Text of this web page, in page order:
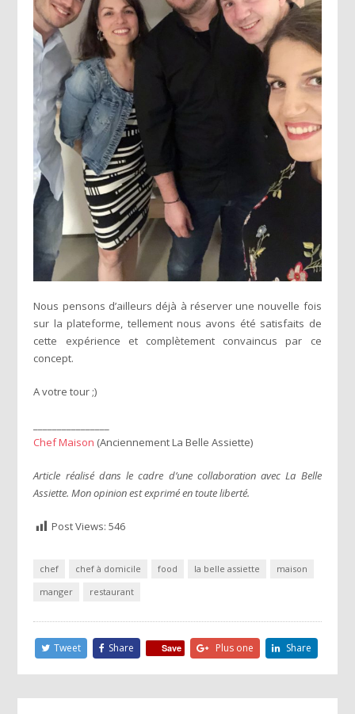
Nous pensons d’ailleurs déjà à réserver une nouvelle fois
sur la plateforme, tellement nous avons été satisfaits de
cette expérience et complètement convaincus par ce
concept.
A votre tour ;)
Chef Maison (Anciennement La Belle Assiette)
Article réalisé dans le cadre d’une collaboration avec La Belle
Assiette. Mon opinion est exprimé en toute liberté.
Post Views: 546
chef chef à domicile food la belle assiette
maison
manger
restaurant
Tweet Share Save Plus one Share